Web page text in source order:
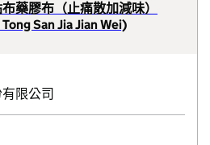
藥膠布（止痛散加減味）
San Jia Jian Wei)
限公司